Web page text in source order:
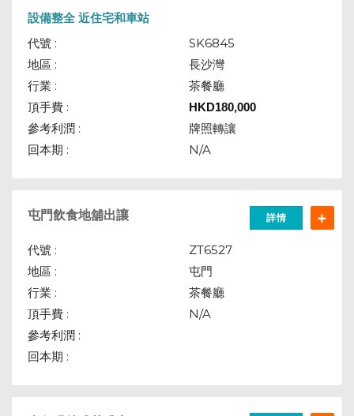
設備整全 近住宅和車站
代號 :
SK6845
地區 :
長沙灣
行業 :
茶餐廳
頂手費 :
HKD180,000
參考利潤 :
牌照轉讓
回本期 :
N/A
屯門飲食地舖出讓 詳情
代號 :
ZT6527
地區 :
屯門
行業 :
茶餐廳
頂手費 :
N/A
參考利潤 :
回本期 :